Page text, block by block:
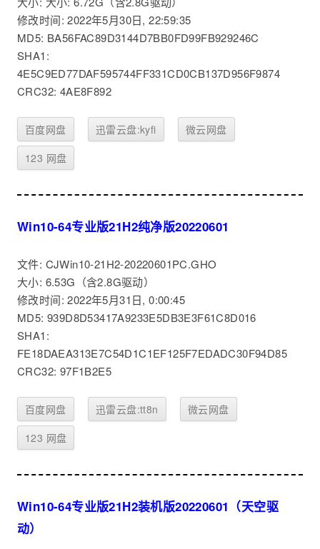
修改时间: 2022年5月30日, 22:59:35
MD5: BA56FAC89D3144D7BB0FD99FB929246C
SHA1:
4E5C9ED77DAF595744FF331CD0CB137D956F9874
CRC32: 4AE8F892
百度网盘 迅雷云盘:kyfi
微云网盘
123 网盘
Win10-64专业版21H2纯净版20220601
文件: CJWin10-21H2-20220601PC.GHO
大小: 6.53G（含2.8G驱动）
修改时间: 2022年5月31日, 0:00:45
MD5: 939D8D53417A9233E5DB3E3F61C8D016
SHA1:
FE18DAEA313E7C54D1C1EF125F7EDADC30F94D85
CRC32: 97F1B2E5
百度网盘 迅雷云盘:tt8n
微云网盘
123 网盘
Win10-64专业版21H2装机版20220601（天空驱
动）